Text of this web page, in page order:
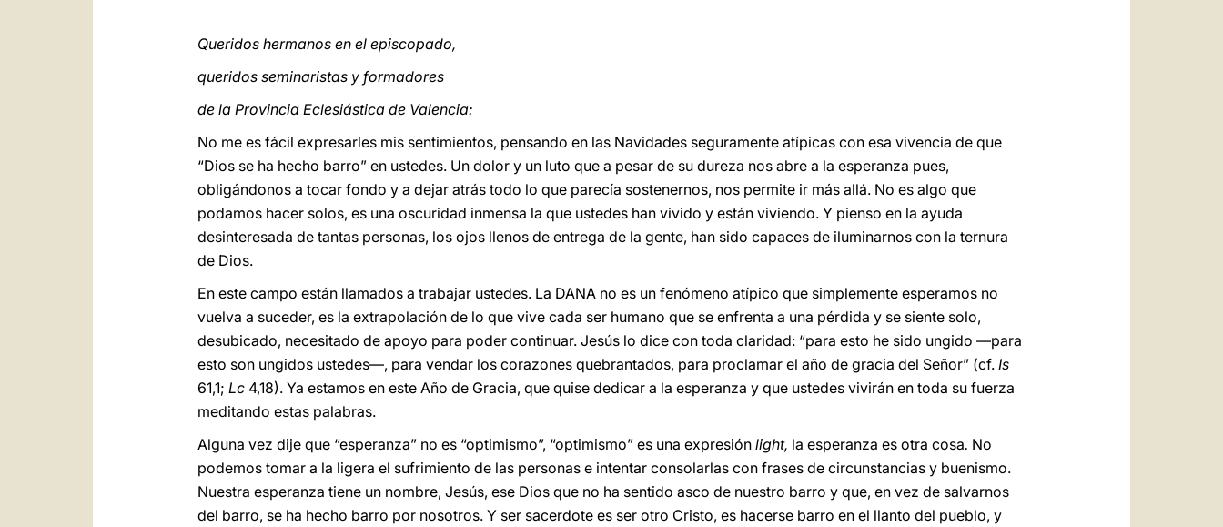
Queridos hermanos en el episcopado,
queridos seminaristas y formadores
de la Provincia Eclesiástica de Valencia:
No me es fácil expresarles mis sentimientos, pensando en las Navidades seguramente atípicas con esa vivencia de que
“Dios se ha hecho barro” en ustedes. Un dolor y un luto que a pesar de su dureza nos abre a la esperanza pues,
obligándonos a tocar fondo y a dejar atrás todo lo que parecía sostenernos, nos permite ir más allá. No es algo que
podamos hacer solos, es una oscuridad inmensa la que ustedes han vivido y están viviendo. Y pienso en la ayuda
desinteresada de tantas personas, los ojos llenos de entrega de la gente, han sido capaces de iluminarnos con la ternura
de Dios.
En este campo están llamados a trabajar ustedes. La DANA no es un fenómeno atípico que simplemente esperamos no
vuelva a suceder, es la extrapolación de lo que vive cada ser humano que se enfrenta a una pérdida y se siente solo,
desubicado, necesitado de apoyo para poder continuar. Jesús lo dice con toda claridad: “para esto he sido ungido —para
esto son ungidos ustedes—, para vendar los corazones quebrantados, para proclamar el año de gracia del Señor” (cf. Is
61,1; Lc 4,18). Ya estamos en este Año de Gracia, que quise dedicar a la esperanza y que ustedes vivirán en toda su fuerza
meditando estas palabras.
Alguna vez dije que “esperanza” no es “optimismo”, “optimismo” es una expresión light, la esperanza es otra cosa. No
podemos tomar a la ligera el sufrimiento de las personas e intentar consolarlas con frases de circunstancias y buenismo.
Nuestra esperanza tiene un nombre, Jesús, ese Dios que no ha sentido asco de nuestro barro y que, en vez de salvarnos
del barro, se ha hecho barro por nosotros. Y ser sacerdote es ser otro Cristo, es hacerse barro en el llanto del pueblo, y